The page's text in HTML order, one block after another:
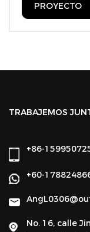
PROYECTO
TRABAJEMOS
+86-
+60-
No. 16, calle